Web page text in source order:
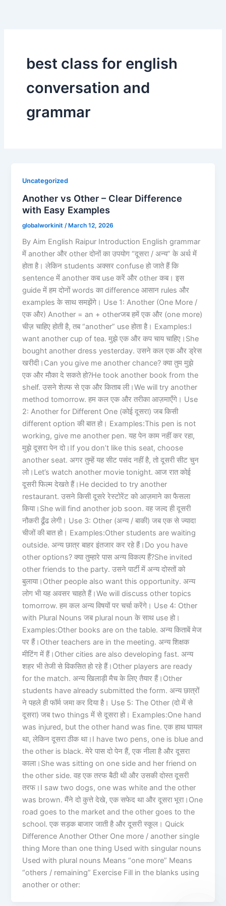
best class for english
conversation and
grammar
Uncategorized
Another vs Other – Clear Difference
with Easy Examples
globalworkinit /March 12, 2026
By Aim English Raipur Introduction English grammar
में another और other दोनों का उपयोग “दूसरा / अन्य” के अर्थ में
होता है। लेकिन students अक्सर confuse हो जाते हैं कि
sentence में another कब use करें और other कब। इस
guide में हम दोनों words का difference आसान rules और
examples के साथ समझेंगे। Use 1: Another (One More /
एक और) Another = an + otherजब हमें एक और (one more)
चीज़ चाहिए होती है, तब “another” use होता है। Examples:I
want another cup of tea. मुझे एक और कप चाय चाहिए।She
bought another dress yesterday. उसने कल एक और ड्रेस
खरीदी।Can you give me another chance? क्या तुम मुझे
एक और मौका दे सकते हो?He took another book from the
shelf. उसने शेल्फ से एक और किताब ली।We will try another
method tomorrow. हम कल एक और तरीका आज़माएँगे। Use
2: Another for Different One (कोई दूसरा) जब किसी
different option की बात हो। Examples:This pen is not
working, give me another pen. यह पेन काम नहीं कर रहा,
मुझे दूसरा पेन दो।If you don’t like this seat, choose
another seat. अगर तुम्हें यह सीट पसंद नहीं है, तो दूसरी सीट चुन
लो।Let’s watch another movie tonight. आज रात कोई
दूसरी फिल्म देखते हैं।He decided to try another
restaurant. उसने किसी दूसरे रेस्टोरेंट को आज़माने का फैसला
किया।She will find another job soon. वह जल्द ही दूसरी
नौकरी ढूँढ लेगी। Use 3: Other (अन्य / बाकी) जब एक से ज्यादा
चीजों की बात हो। Examples:Other students are waiting
outside. अन्य छात्र बाहर इंतजार कर रहे हैं।Do you have
other options? क्या तुम्हारे पास अन्य विकल्प हैं?She invited
other friends to the party. उसने पार्टी में अन्य दोस्तों को
बुलाया।Other people also want this opportunity. अन्य
लोग भी यह अवसर चाहते हैं।We will discuss other topics
tomorrow. हम कल अन्य विषयों पर चर्चा करेंगे। Use 4: Other
with Plural Nouns जब plural noun के साथ use हो।
Examples:Other books are on the table. अन्य किताबें मेज
पर हैं।Other teachers are in the meeting. अन्य शिक्षक
मीटिंग में हैं।Other cities are also developing fast. अन्य
शहर भी तेजी से विकसित हो रहे हैं।Other players are ready
for the match. अन्य खिलाड़ी मैच के लिए तैयार हैं।Other
students have already submitted the form. अन्य छात्रों
ने पहले ही फॉर्म जमा कर दिया है। Use 5: The Other (दो में से
दूसरा) जब two things में से दूसरा हो। Examples:One hand
was injured, but the other hand was fine. एक हाथ घायल
था, लेकिन दूसरा ठीक था।I have two pens, one is blue and
the other is black. मेरे पास दो पेन हैं, एक नीला है और दूसरा
काला।She was sitting on one side and her friend on
the other side. वह एक तरफ बैठी थी और उसकी दोस्त दूसरी
तरफ।I saw two dogs, one was white and the other
was brown. मैंने दो कुत्ते देखे, एक सफेद था और दूसरा भूरा।One
road goes to the market and the other goes to the
school. एक सड़क बाजार जाती है और दूसरी स्कूल। Quick
Difference Another Other One more / another single
thing More than one thing Used with singular nouns
Used with plural nouns Means “one more” Means
“others / remaining” Exercise Fill in the blanks using
another or other: